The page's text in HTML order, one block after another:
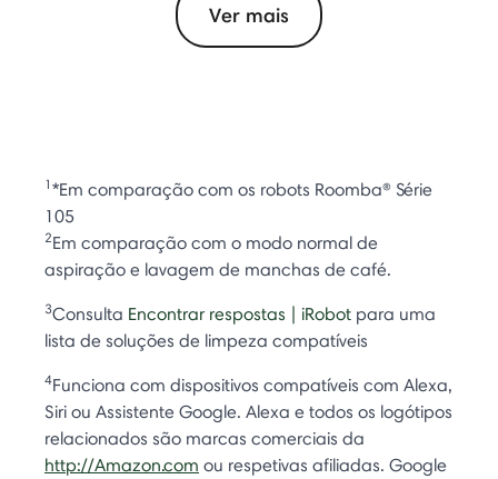
Ver mais
1 *Em comparação com os robots Roomba® Série
105
2Em comparação com o modo normal de
aspiração e lavagem de manchas de café.
3Consulta Encontrar respostas | iRobot para uma
lista de soluções de limpeza compatíveis
4Funciona com dispositivos compatíveis com Alexa,
Siri ou Assistente Google. Alexa e todos os logótipos
relacionados são marcas comerciais da
http://Amazon.com ou respetivas afiliadas. Google